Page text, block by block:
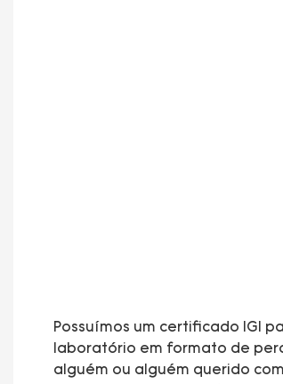
Possuímos um certificado IGI
laboratório em formato de
alguém ou alguém querido